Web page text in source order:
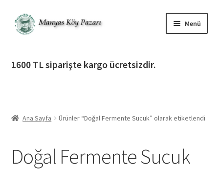
Dolaşıma
geç
İçeriğe
geç
Menü
genişlet
İletişim
1600 TL siparişte kargo ücretsizdir.
Ana Sayfa Ürünler “Doğal Fermente Sucuk” olarak etiketlendi
Doğal Fermente Sucuk